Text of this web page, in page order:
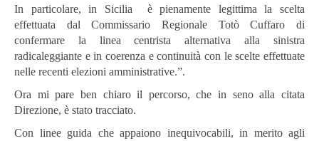
In particolare, in Sicilia è pienamente legittima la scelta
effettuata dal Commissario Regionale Totò Cuffaro di
confermare la linea centrista alternativa alla sinistra
radicaleggiante e in coerenza e continuità con le scelte effettuate
nelle recenti elezioni amministrative.”.
Ora mi pare ben chiaro il percorso, che in seno alla citata
Direzione, è stato tracciato.
Con linee guida che appaiono inequivocabili, in merito agli